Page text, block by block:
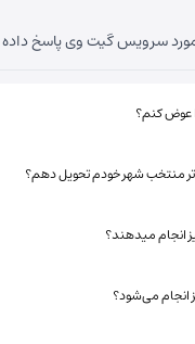
سرویس گیت وی پاسخ داده
عوض کنم؟
منتخب شهر خودم تحویل دهم؟
انجام میدهند؟
انجام می‌شود؟